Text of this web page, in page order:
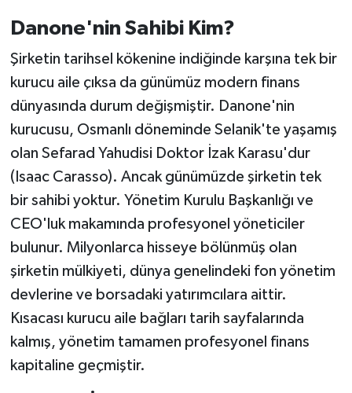
Danone'nin Sahibi Kim?
Şirketin tarihsel kökenine indiğinde karşına tek bir
kurucu aile çıksa da günümüz modern finans
dünyasında durum değişmiştir. Danone'nin
kurucusu, Osmanlı döneminde Selanik'te yaşamış
olan Sefarad Yahudisi Doktor İzak Karasu'dur
(Isaac Carasso). Ancak günümüzde şirketin tek
bir sahibi yoktur. Yönetim Kurulu Başkanlığı ve
CEO'luk makamında profesyonel yöneticiler
bulunur. Milyonlarca hisseye bölünmüş olan
şirketin mülkiyeti, dünya genelindeki fon yönetim
devlerine ve borsadaki yatırımcılara aittir.
Kısacası kurucu aile bağları tarih sayfalarında
kalmış, yönetim tamamen profesyonel finans
kapitaline geçmiştir.